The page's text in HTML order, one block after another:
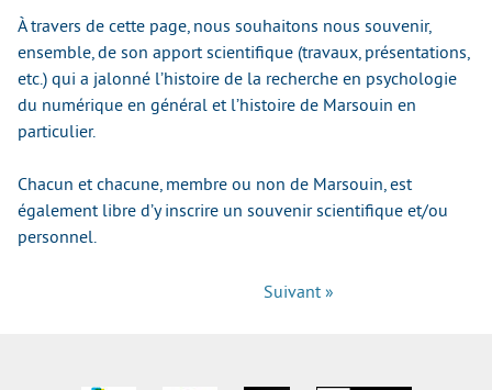
À travers de cette page, nous souhaitons nous souvenir,
ensemble, de son apport scientifique (travaux, présentations,
etc.) qui a jalonné l’histoire de la recherche en psychologie
du numérique en général et l’histoire de Marsouin en
particulier.
Chacun et chacune, membre ou non de Marsouin, est
également libre d’y inscrire un souvenir scientifique et/ou
personnel.
Suivant »